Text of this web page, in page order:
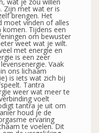
Zijn met wat er is
brengen. Het
moet vinden of alles
Tijdens een
om bewuster
weet wat je wilt.
met energie en
is een zeer
Vaak
ons lichaam
is iets wat zich bij
Tantra
weer wat meer te
voelt
tantra je uit om
houd je de
ervaring
te voelen. Dit